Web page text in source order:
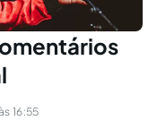
16:55